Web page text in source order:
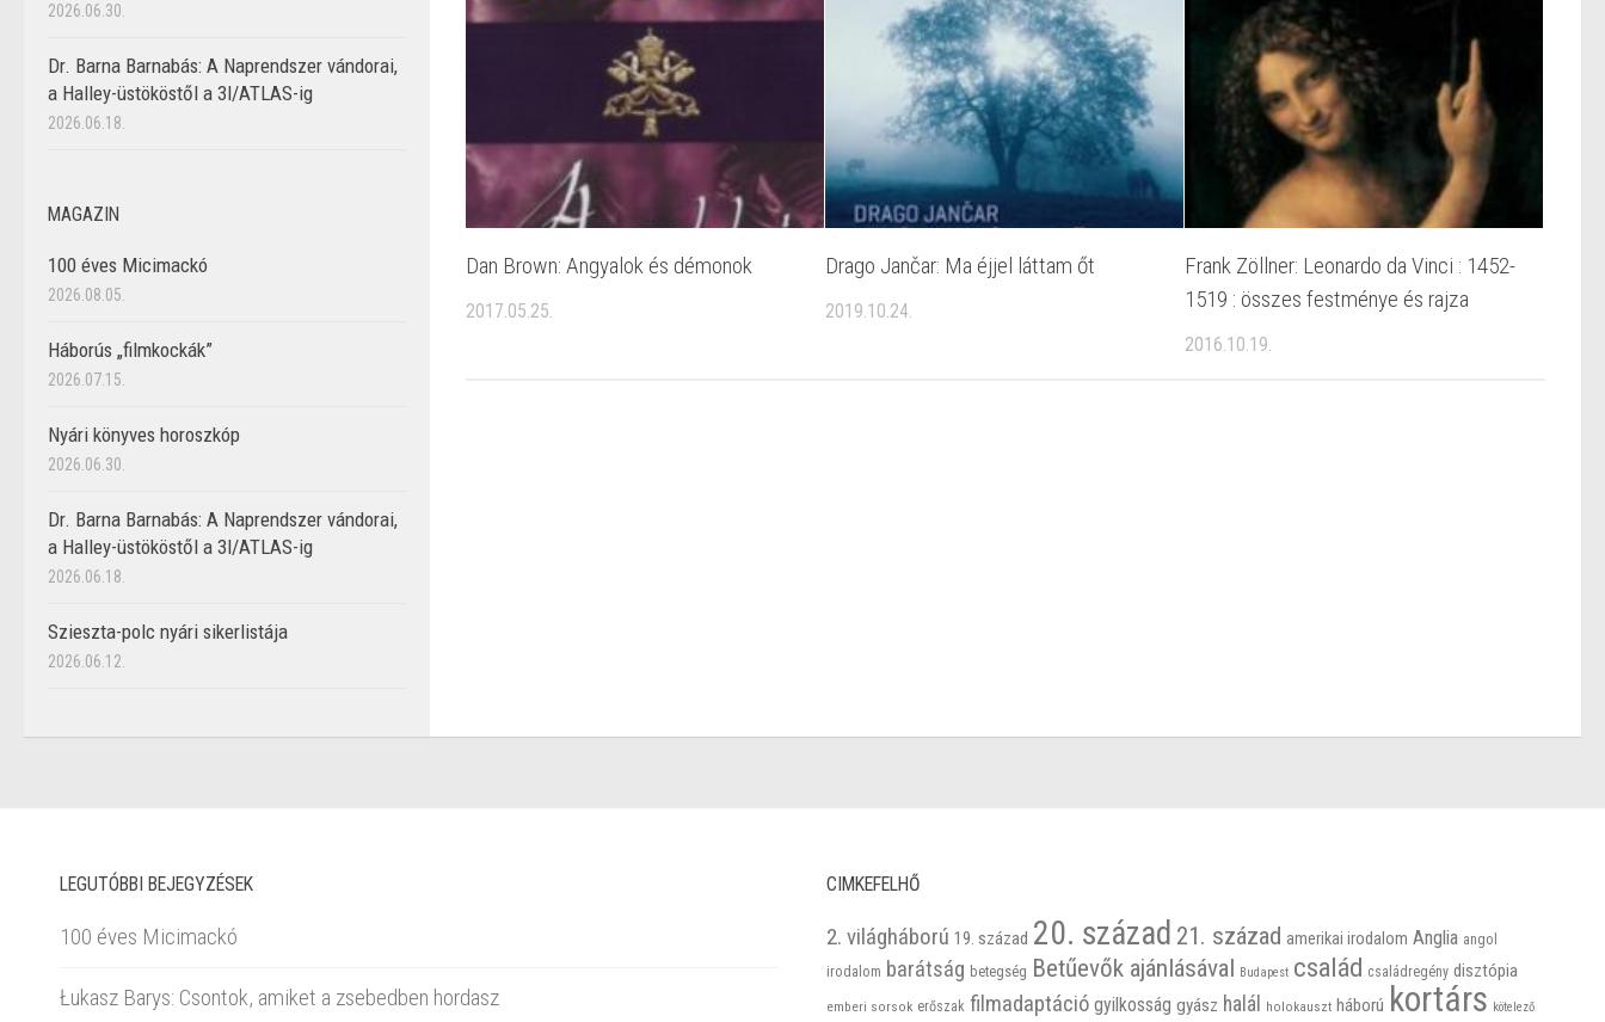
Dan Brown: Angyalok és démonok
2017.05.25.
Drago Jančar: Ma ​éjjel láttam őt
2019.10.24.
Frank Zöllner: Leonardo da Vinci : 1452-
1519 : összes festménye és rajza
2016.10.19.
2026.06.30.
Dr. Barna Barnabás: A Naprendszer vándorai,
a Halley-üstököstől a 3I/ATLAS-ig
2026.06.18.
MAGAZIN
100 éves Micimackó
2026.08.05.
Háborús „filmkockák”
2026.07.15.
Nyári könyves horoszkóp
2026.06.30.
Dr. Barna Barnabás: A Naprendszer vándorai,
a Halley-üstököstől a 3I/ATLAS-ig
2026.06.18.
Szieszta-polc nyári sikerlistája
2026.06.12.
LEGUTÓBBI BEJEGYZÉSEK
100 éves Micimackó
Łukasz Barys: Csontok, amiket a zsebedben hordasz
CIMKEFELHŐ
2. világháború 19. század 20. század 21. század amerikai irodalom Anglia angol
irodalom barátság betegség Betűevők ajánlásával Budapest család családregény disztópia
emberi sorsok erőszak filmadaptáció gyilkosság gyász halál holokauszt háború kortárs kötelező